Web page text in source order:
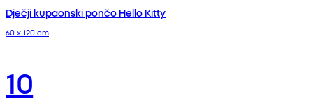
Dječji kupaonski pončo Hello Kitty
60 x 120 cm
10